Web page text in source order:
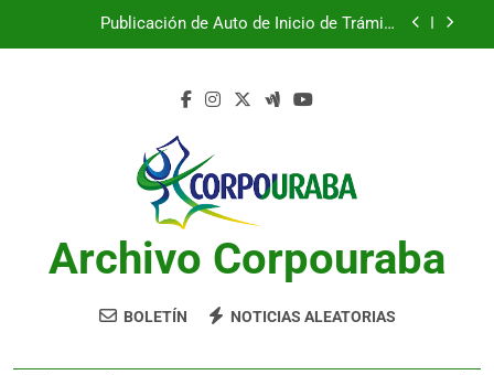
Publicación de Auto de Inicio de Trámite
Notificación por aviso
Publicación de Auto de Inicio de Trámite
Publicación de Auto de Inicio de Trámite
CITACIONES
Archivo Corpouraba
BOLETÍN NOTICIAS ALEATORIAS